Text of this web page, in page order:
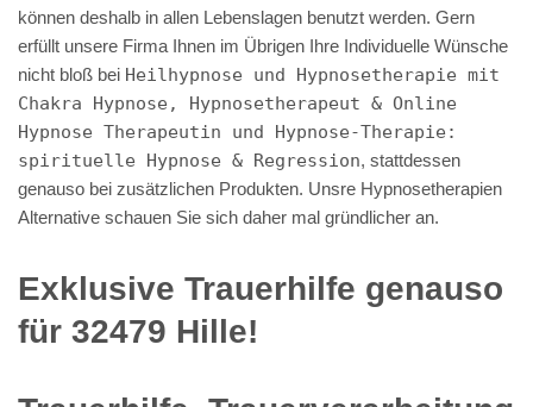
können deshalb in allen Lebenslagen benutzt werden. Gern
erfüllt unsere Firma Ihnen im Übrigen Ihre Individuelle Wünsche
nicht bloß bei Heilhypnose und Hypnosetherapie mit
Chakra Hypnose, Hypnosetherapeut & Online
Hypnose Therapeutin und Hypnose-Therapie:
spirituelle Hypnose & Regression, stattdessen
genauso bei zusätzlichen Produkten. Unsre Hypnosetherapien
Alternative schauen Sie sich daher mal gründlicher an.
Exklusive Trauerhilfe genauso
für 32479 Hille!